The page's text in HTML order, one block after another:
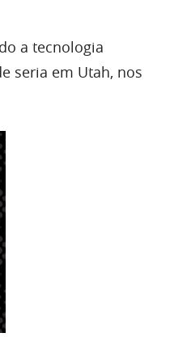
a tecnologia
seria em Utah, nos